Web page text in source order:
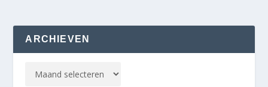
ARCHIEVEN